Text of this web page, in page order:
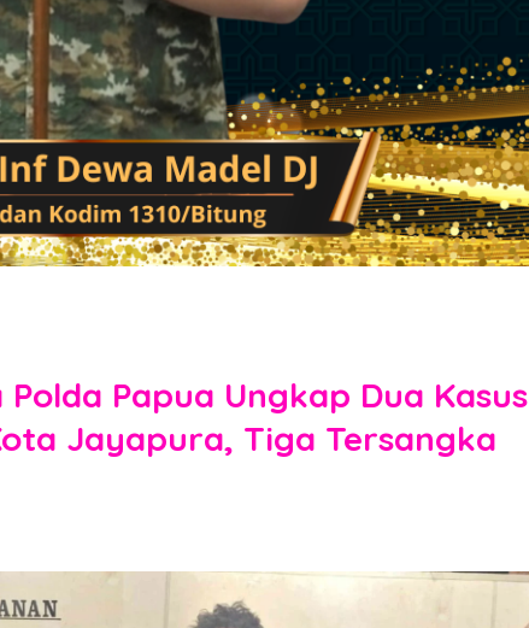
Papua Ungkap Dua Kasus
Jayapura, Tiga Tersangka